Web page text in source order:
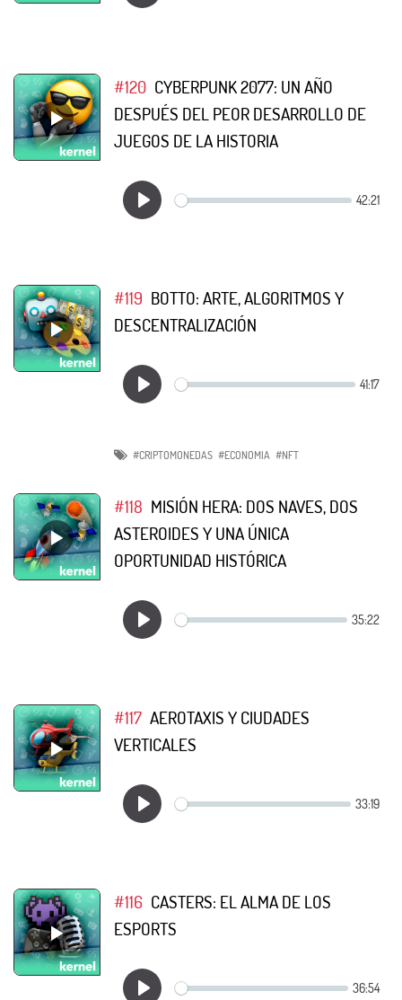
#120 CYBERPUNK 2077: UN AÑO
DESPUÉS DEL PEOR DESARROLLO DE
JUEGOS DE LA HISTORIA
#119 BOTTO: ARTE, ALGORITMOS Y
DESCENTRALIZACIÓN
#CRIPTOMONEDAS #ECONOMIA #NFT
#118 MISIÓN HERA: DOS NAVES, DOS
ASTEROIDES Y UNA ÚNICA
OPORTUNIDAD HISTÓRICA
#117 AEROTAXIS Y CIUDADES
VERTICALES
#116 CASTERS: EL ALMA DE LOS
ESPORTS